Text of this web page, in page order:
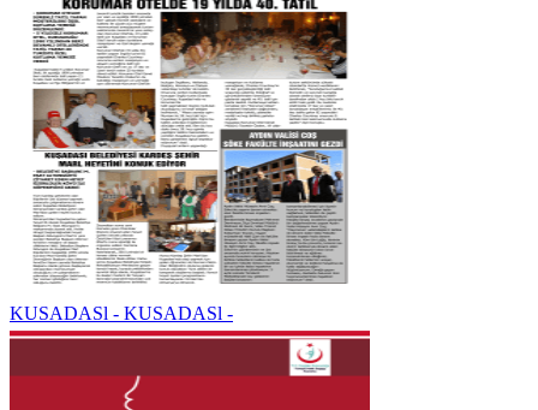
KUSADASl - KUSADASl -